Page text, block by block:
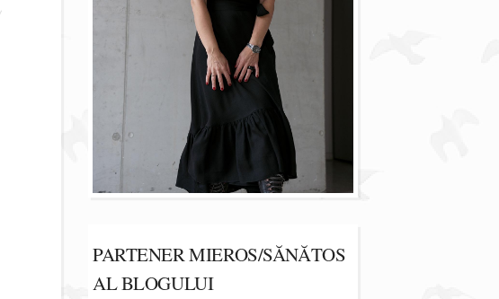
PARTENER MIEROS/SĂNĂTOS
AL BLOGULUI